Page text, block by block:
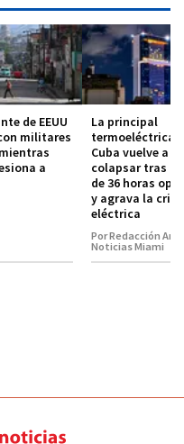
de EEUU
militares
a
La principal
termoeléctrica
Cuba vuelve a
colapsar tras
de 36 horas
y agrava la
eléctrica
Por Redacción
Noticias Miami